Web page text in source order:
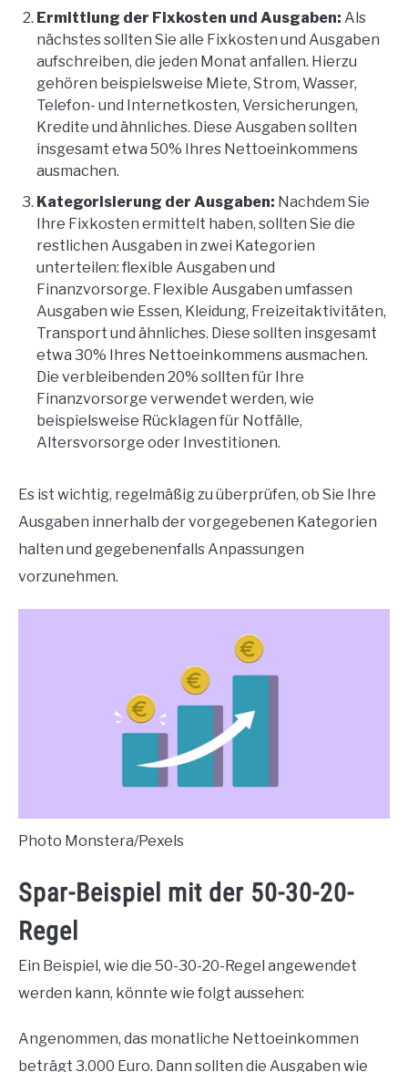
Ermittlung der Fixkosten und Ausgaben: Als
nächstes sollten Sie alle Fixkosten und Ausgaben
aufschreiben, die jeden Monat anfallen. Hierzu
gehören beispielsweise Miete, Strom, Wasser,
Telefon- und Internetkosten, Versicherungen,
Kredite und ähnliches. Diese Ausgaben sollten
insgesamt etwa 50% Ihres Nettoeinkommens
ausmachen.
Kategorisierung der Ausgaben: Nachdem Sie
Ihre Fixkosten ermittelt haben, sollten Sie die
restlichen Ausgaben in zwei Kategorien
unterteilen: flexible Ausgaben und
Finanzvorsorge. Flexible Ausgaben umfassen
Ausgaben wie Essen, Kleidung, Freizeitaktivitäten,
Transport und ähnliches. Diese sollten insgesamt
etwa 30% Ihres Nettoeinkommens ausmachen.
Die verbleibenden 20% sollten für Ihre
Finanzvorsorge verwendet werden, wie
beispielsweise Rücklagen für Notfälle,
Altersvorsorge oder Investitionen.
Es ist wichtig, regelmäßig zu überprüfen, ob Sie Ihre
Ausgaben innerhalb der vorgegebenen Kategorien
halten und gegebenenfalls Anpassungen
vorzunehmen.
Photo Monstera/Pexels
Spar-Beispiel mit der 50-30-20-
Regel
Ein Beispiel, wie die 50-30-20-Regel angewendet
werden kann, könnte wie folgt aussehen:
Angenommen, das monatliche Nettoeinkommen
beträgt 3.000 Euro. Dann sollten die Ausgaben wie